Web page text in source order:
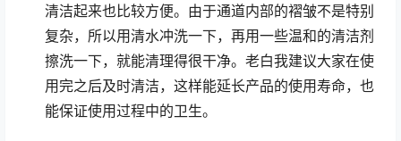
清洁起来也比较方便。由于通道内部的褶皱不是特别
复杂，所以用清水冲洗一下，再用一些温和的清洁剂
擦洗一下，就能清理得很干净。老白我建议大家在使
用完之后及时清洁，这样能延长产品的使用寿命，也
能保证使用过程中的卫生。